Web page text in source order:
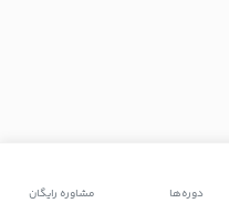
دوره‌ها مشاوره رایگان